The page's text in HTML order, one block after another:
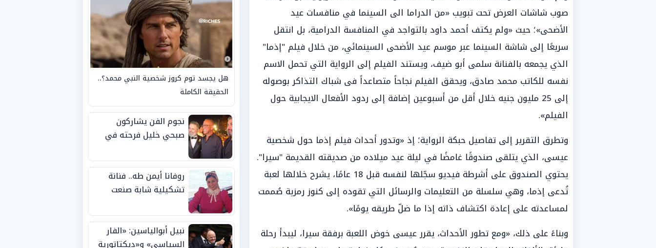
صوب شاشات العرض تحت تبويب «من الدراما الى السينما في منافسات عيد
الأضحى»؛ حيث «ولم يكتف أحمد داود بالتواجد في المنافسة الدرامية، بل انتقل
سريعًا إلى شاشة السينما عبر موسم عيد الأضحى السينمائي، من خلال فيلم "إذما"
الذي يجمعه بالفنانة سلمى أبو ضيف، ويستند الفيلم إلى الرواية التي تحمل الاسم
نفسه للكاتب محمد صادق، ويحقق الفيلم نجاحاً متصاعداً فى شباك التذاكر بوصوله
إلى 25 مليون جنيه خلال أقل من أسبوعين إضافة إلى ردود الأفعال الايجابية حول
الفيلم».
وتطرق التقرير إلى تفاصيل حبكة الرواية؛ إذ «وتدور أحداث فيلم إذما حول شخصية
عيسى، الذي يتلقى صندوقًا غامضًا في ليلة عيد ميلاده من صديقته القديمة "سيرا".
يحتوي الصندوق على أشرطة فيديو سجّلها لنفسه قبل 18 عامًا، يشرح خلالها لعبة
تُدعى إذما، وهي سلسلة من التعليمات والرسائل التي تقوده إلى كنوز رمزية صُممت
لمساعدته على إعادة اكتشاف ذاته إذا ما ضلّ طريقه يومًا».
وبناءً على ذلك، «ومع تطور الأحداث، يقرر عيسى خوض اللعبة برفقة سيرا، ليبدأ رحلة
هل يجسد توم كروز شخصية النبي محمد؟..
الحقيقة الكاملة
نجوم الفن يشاركون
صبحي خليل فرحته في
روفانا أيمن طه.. فنانة
تشكيلية شابة صنعت
الجوائز منذ الصغر
نبيل أبوالياسين: «الفار
السياسي» و«ديكتاتورية